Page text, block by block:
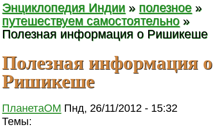
Энциклопедия Индии » полезное »
путешествуем самостоятельно »
Полезная информация о Ришикеше
Полезная информация о
Ришикеше
ПланетаОМ Пнд, 26/11/2012 - 15:32
Темы: